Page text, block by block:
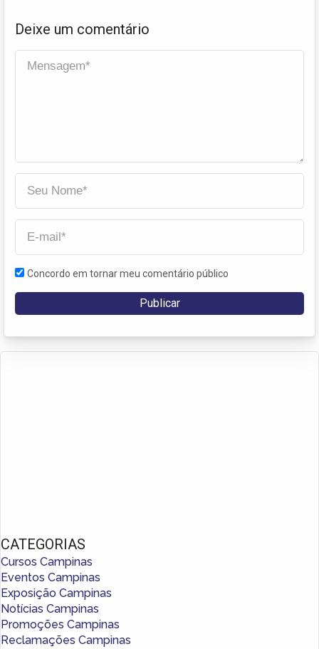
Deixe um comentário
Concordo em tornar meu comentário público
CATEGORIAS
Cursos Campinas
Eventos Campinas
Exposição Campinas
Notícias Campinas
Promoções Campinas
Reclamações Campinas